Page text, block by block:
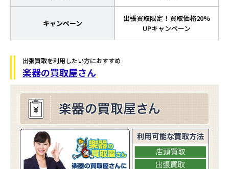
キャンペーン
出張買取限定！買取価格20%
UPキャンペーン
出張買取を利用したい方におすすめ
楽器の買取屋さん